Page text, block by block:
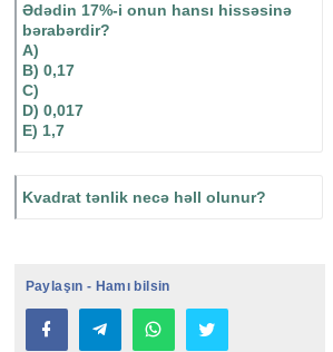
Ədədin 17%-i onun hansı hissəsinə
bərabərdir?
A)
B) 0,17
C)
D) 0,017
E) 1,7
Kvadrat tənlik necə həll olunur?
Paylaşın - Hamı bilsin